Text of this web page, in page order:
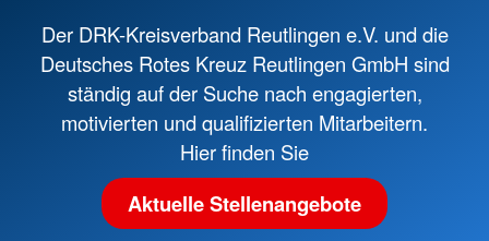
Der DRK-Kreisverband Reutlingen e.V. und die
Deutsches Rotes Kreuz Reutlingen GmbH sind
ständig auf der Suche nach engagierten,
motivierten und qualifizierten Mitarbeitern.
Hier finden Sie
Aktuelle Stellenangebote